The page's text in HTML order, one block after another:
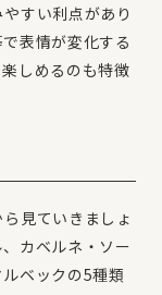
すい利点があり
表情が変化する
しめるのも特徴
見ていきましょ
カベルネ・ソー
ベックの5種類